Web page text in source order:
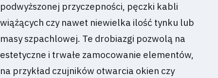
podwyższonej przyczepności, pęczki kabli
wiążących czy nawet niewielka ilość tynku lub
masy szpachlowej. Te drobiazgi pozwolą na
estetyczne i trwałe zamocowanie elementów,
na przykład czujników otwarcia okien czy